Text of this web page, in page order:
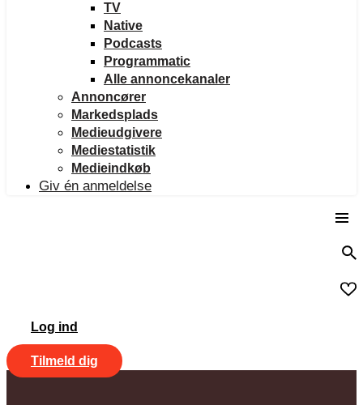
TV
Native
Podcasts
Programmatic
Alle annoncekanaler
Annoncører
Markedsplads
Medieudgivere
Mediestatistik
Medieindkøb
Giv én anmeldelse
Log ind
Tilmeld dig